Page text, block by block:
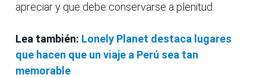
apreciar y que debe conservarse a plenitud.
Lea también: Lonely Planet destaca lugares
que hacen que un viaje a Perú sea tan
memorable